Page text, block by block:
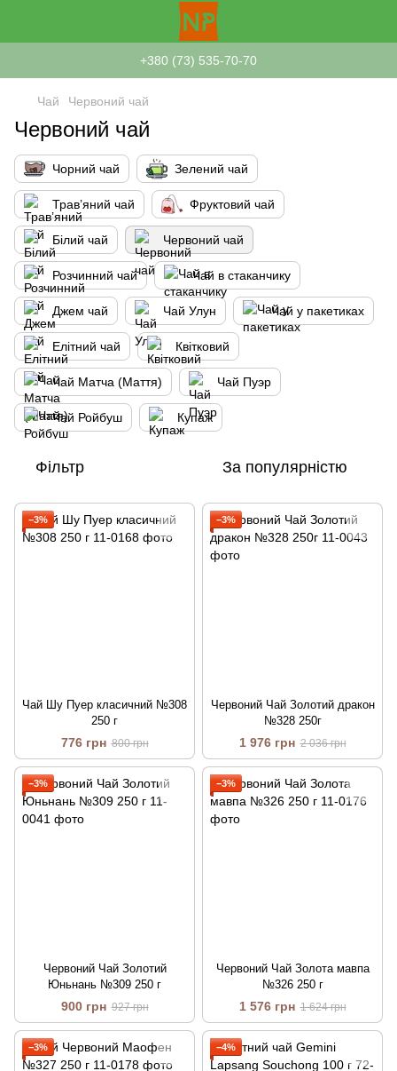
+380 (73) 535-70-70
Чай Червоний чай
Червоний чай
Чорний чай Зелений чай
Трав’яний чай Фруктовий чай
Білий чай Червоний чай
Розчинний чай Чай в стаканчику
Джем чай Чай Улун Чай у пакетиках
Елітний чай Квітковий
Чай Матча (Маття) Чай Пуэр
Чай Ройбуш Купаж
Фільтр За популярністю
−3%
Чай Шу Пуер класичний №308
250 г
776 грн 800 грн
−3%
Червоний Чай Золотий дракон
№328 250г
1 976 грн 2 036 грн
−3%
Червоний Чай Золотий
Юньнань №309 250 г
900 грн 927 грн
−3%
Червоний Чай Золота мавпа
№326 250 г
1 576 грн 1 624 грн
−3% −4%